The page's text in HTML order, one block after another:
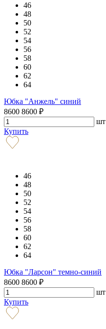
46
48
50
52
54
56
58
60
62
64
Юбка "Анжель" синий
8600 8600 ₽
шт
Купить
46
48
50
52
54
56
58
60
62
64
Юбка "Ларсон" темно-синий
8600 8600 ₽
шт
Купить